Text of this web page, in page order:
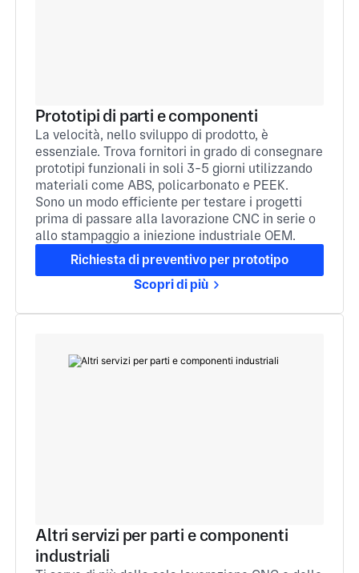
Prototipi di parti e componenti
La velocità, nello sviluppo di prodotto, è
essenziale. Trova fornitori in grado di consegnare
prototipi funzionali in soli 3-5 giorni utilizzando
materiali come ABS, policarbonato e PEEK.
Sono un modo efficiente per testare i progetti
prima di passare alla lavorazione CNC in serie o
allo stampaggio a iniezione industriale OEM.
Richiesta di preventivo per prototipo
Scopri di più
Altri servizi per parti e componenti
industriali